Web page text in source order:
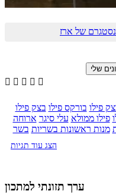
    
פילו בורקס פילו בצק פילו
פילו ממולא עלי סיגר ארוחה
מנות ראשונות בשריות בשר
הצג עוד תגיות
ערך תזונתי למתכון